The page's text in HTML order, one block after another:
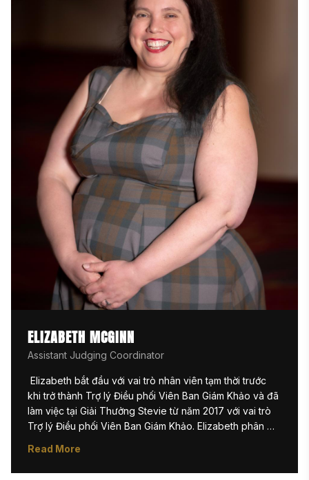
Baruch, New York, và đã học tiếng Đức, Pháp và Tây
Ban Nha tại Đại học Vienna. Cô nói thành thạo tiếng Đức
ELIZABETH MCGINN
Assistant Judging Coordinator
Elizabeth bắt đầu với vai trò nhân viên tạm thời trước
khi trở thành Trợ lý Điều phối Viên Ban Giám Khảo và đã
làm việc tại Giải Thưởng Stevie từ năm 2017 với vai trò
Trợ lý Điều phối Viên Ban Giám Khảo. Elizabeth phân
giám sát quá trình chấm điểm. Với số lượng giám khảo
ngày càng tăng cho các chương trình Giải Thưởng
Read More